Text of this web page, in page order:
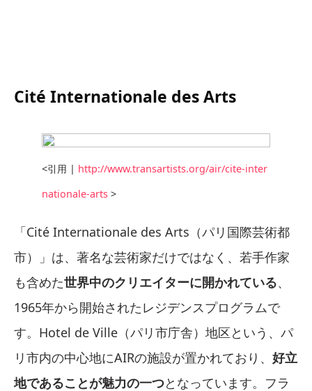
Cité Internationale des Arts
<引用 | http://www.transartists.org/air/cite-inter
nationale-arts >
「Cité Internationale des Arts（パリ国際芸術都
市）」は、著名な芸術家だけではなく、若手作家
も含めた世界中のクリエイターに開かれている、
1965年から開始されたレジデンスプログラムで
す。Hotel de Ville（パリ市庁舎）地区という、パ
リ市内の中心地にAIRの施設が置かれており、 好立
地であることが魅力の一つとなっています。フラ